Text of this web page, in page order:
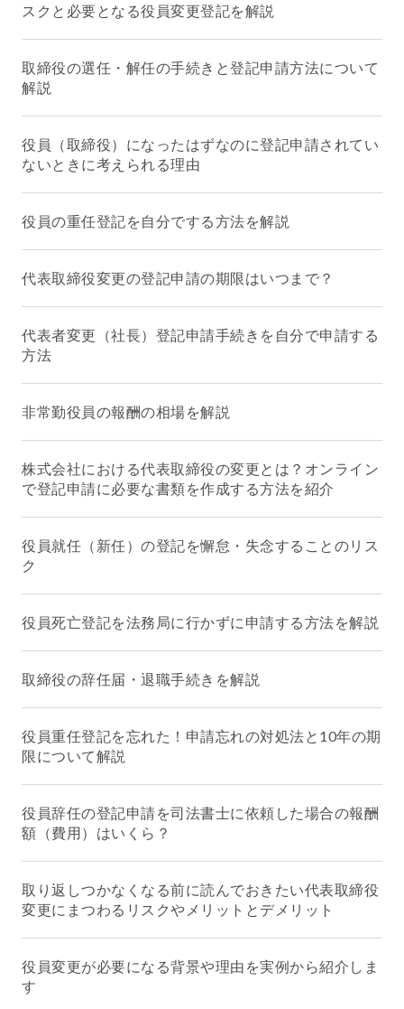
スクと必要となる役員変更登記を解説
取締役の選任・解任の手続きと登記申請方法について
解説
役員（取締役）になったはずなのに登記申請されてい
ないときに考えられる理由
役員の重任登記を自分でする方法を解説
代表取締役変更の登記申請の期限はいつまで？
代表者変更（社長）登記申請手続きを自分で申請する
方法
非常勤役員の報酬の相場を解説
株式会社における代表取締役の変更とは？オンライン
で登記申請に必要な書類を作成する方法を紹介
役員就任（新任）の登記を懈怠・失念することのリス
ク
役員死亡登記を法務局に行かずに申請する方法を解説
取締役の辞任届・退職手続きを解説
役員重任登記を忘れた！申請忘れの対処法と10年の期
限について解説
役員辞任の登記申請を司法書士に依頼した場合の報酬
額（費用）はいくら？
取り返しつかなくなる前に読んでおきたい代表取締役
変更にまつわるリスクやメリットとデメリット
役員変更が必要になる背景や理由を実例から紹介しま
す